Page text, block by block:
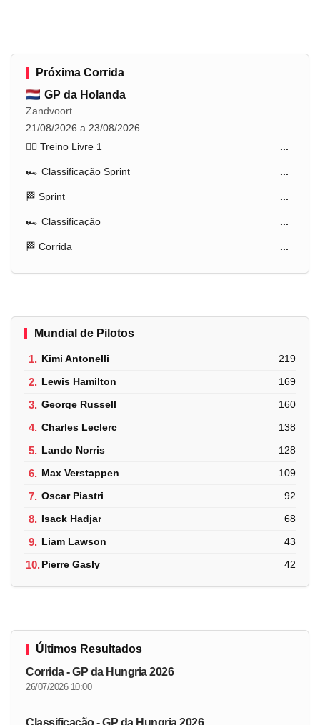
Próxima Corrida
GP da Holanda
Zandvoort
21/08/2026 a 23/08/2026
🏋️‍♂️ Treino Livre 1
...
🏎️ Classificação Sprint ...
🏁 Sprint ...
🏎️ Classificação ...
🏁 Corrida ...
Mundial de Pilotos
1. Kimi Antonelli 219
2. Lewis Hamilton 169
3. George Russell 160
4. Charles Leclerc 138
5. Lando Norris 128
6. Max Verstappen 109
7. Oscar Piastri 92
8. Isack Hadjar 68
9. Liam Lawson 43
10.Pierre Gasly 42
Últimos Resultados
Corrida - GP da Hungria 2026
26/07/2026 10:00
Classificação - GP da Hungria 2026